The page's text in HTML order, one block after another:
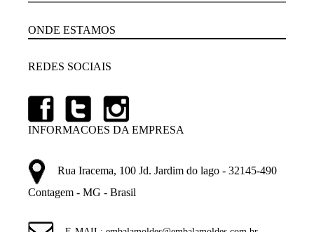
ONDE ESTAMOS
REDES SOCIAIS
INFORMACOES DA EMPRESA
Rua Iracema, 100 Jd. Jardim do lago - 32145-490
Contagem - MG - Brasil